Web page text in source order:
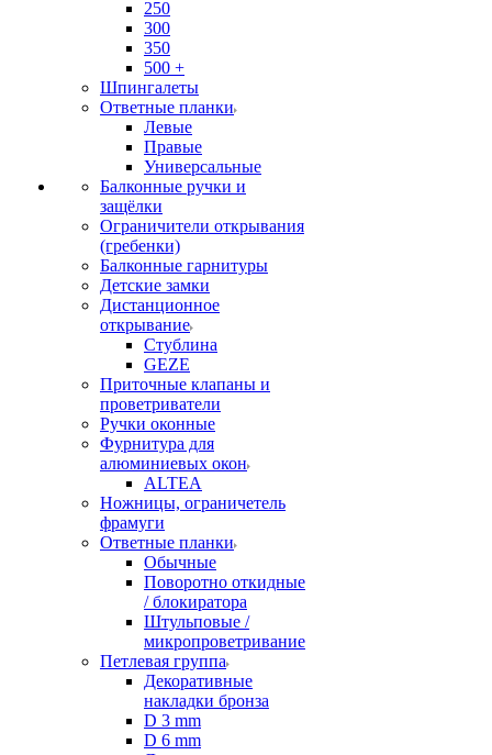
250
300
350
500 +
Шпингалеты
Ответные планки
Левые
Правые
Универсальные
Балконные ручки и
защёлки
Ограничители открывания
(гребенки)
Балконные гарнитуры
Детские замки
Дистанционное
открывание
Стублина
GEZE
Приточные клапаны и
проветриватели
Ручки оконные
Фурнитура для
алюминиевых окон
ALTEA
Ножницы, ограничетель
фрамуги
Ответные планки
Обычные
Поворотно откидные
/ блокиратора
Штульповые /
микропроветривание
Петлевая группа
Декоративные
накладки бронза
D 3 mm
D 6 mm